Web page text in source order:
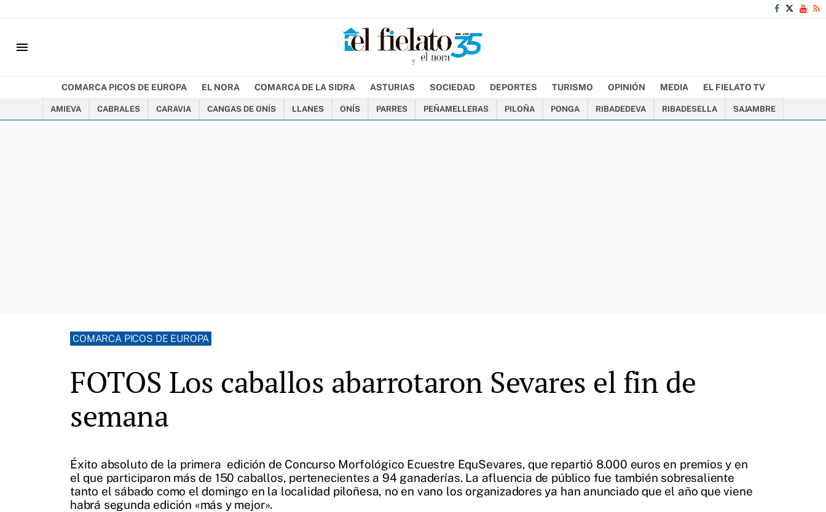
menu
COMARCA PICOS DE EUROPA EL NORA COMARCA DE LA SIDRA ASTURIAS SOCIEDAD DEPORTES TURISMO OPINIÓN MEDIA EL FIELATO TV
AMIEVA CABRALES CARAVIA CANGAS DE ONÍS LLANES ONÍS PARRES PEÑAMELLERAS PILOÑA PONGA RIBADEDEVA RIBADESELLA SAJAMBRE
COMARCA PICOS DE EUROPA
FOTOS Los caballos abarrotaron Sevares el fin de
semana
Éxito absoluto de la primera edición de Concurso Morfológico Ecuestre EquSevares, que repartió 8.000 euros en premios y en
el que participaron más de 150 caballos, pertenecientes a 94 ganaderías. La afluencia de público fue también sobresaliente
tanto el sábado como el domingo en la localidad piloñesa, no en vano los organizadores ya han anunciado que el año que viene
habrá segunda edición «más y mejor».